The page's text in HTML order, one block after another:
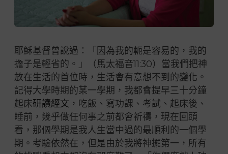
耶穌基督曾說過：「因為我的軛是容易的，我的
擔子是輕省的。」（馬太福音11:30）當我們把神
放在生活的首位時，生活會有意想不到的變化。
記得大學時期的某一學期，我都會提早三十分鐘
起床研讀經文 ，吃飯、寫功課、考試、起床後、
睡前，幾乎做任何事之前都會祈禱，現在回頭
看，那個學期是我人生當中過的最順利的一個學
期。考驗依然在，但是由於我將神擺第一，所有